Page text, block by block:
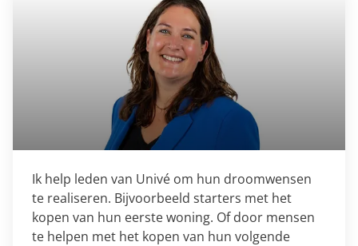
Ik help leden van Univé om hun droomwensen
te realiseren. Bijvoorbeeld starters met het
kopen van hun eerste woning. Of door mensen
te helpen met het kopen van hun volgende